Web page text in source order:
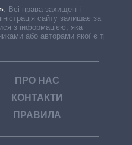
. Всі права захищені і
сайту залишає за
з інформацією, яка
або авторами якої є треті
ПРО НАС
КОНТАКТИ
ПРАВИЛА